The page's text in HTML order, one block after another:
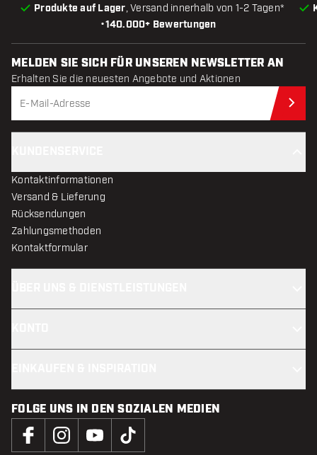
•140.000+ Bewertungen
Produkte auf Lager, Versand innerhalb von 1-2 Tagen*
MELDEN SIE SICH FÜR UNSEREN NEWSLETTER AN
Erhalten Sie die neuesten Angebote und Aktionen
Kontaktinformationen
Versand & Lieferung
Rücksendungen
Zahlungsmethoden
Kontaktformular
FOLGE UNS IN DEN SOZIALEN MEDIEN